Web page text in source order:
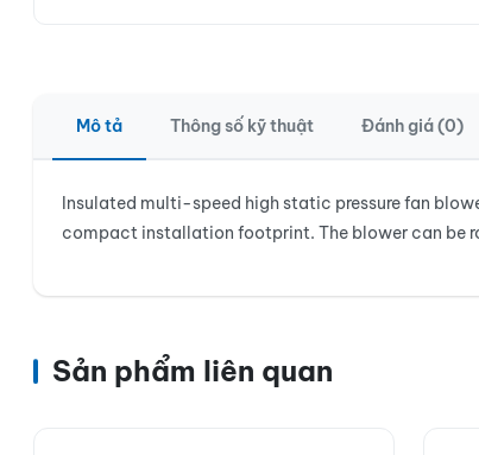
Mô tả Thông số kỹ thuật Đánh giá (0)
Insulated multi-speed high static pressure fan
compact installation footprint. The blower can
Sản phẩm liên quan